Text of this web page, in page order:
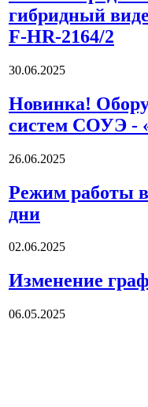
гибридный
F-HR-2164/2
30.06.2025
Новинка!
систем СОУЭ -
26.06.2025
Режим работы
дни
02.06.2025
Изменение
06.05.2025